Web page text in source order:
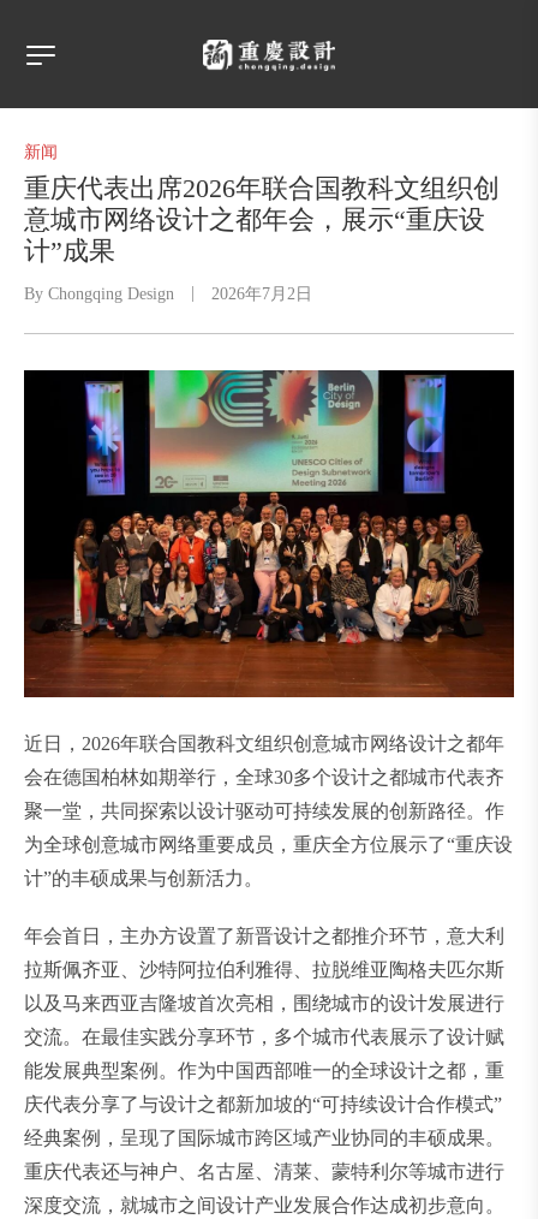
新闻
重庆代表出席2026年联合国教科文组织创
意城市网络设计之都年会，展示“重庆设
计”成果
By Chongqing Design 2026年7月2日
近日，2026年联合国教科文组织创意城市网络设计之都年
会在德国柏林如期举行，全球30多个设计之都城市代表齐
聚一堂，共同探索以设计驱动可持续发展的创新路径。作
为全球创意城市网络重要成员，重庆全方位展示了“重庆设
计”的丰硕成果与创新活力。
年会首日，主办方设置了新晋设计之都推介环节，意大利
拉斯佩齐亚、沙特阿拉伯利雅得、拉脱维亚陶格夫匹尔斯
以及马来西亚吉隆坡首次亮相，围绕城市的设计发展进行
交流。在最佳实践分享环节，多个城市代表展示了设计赋
能发展典型案例。作为中国西部唯一的全球设计之都，重
庆代表分享了与设计之都新加坡的“可持续设计合作模式”
经典案例，呈现了国际城市跨区域产业协同的丰硕成果。
重庆代表还与神户、名古屋、清莱、蒙特利尔等城市进行
深度交流，就城市之间设计产业发展合作达成初步意向。